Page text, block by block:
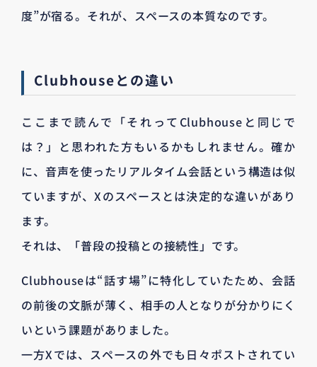
度”が宿る。それが、スペースの本質なのです。
Clubhouseとの違い
ここまで読んで「それってClubhouseと同じで
は？」と思われた方もいるかもしれません。確か
に、音声を使ったリアルタイム会話という構造は似
ていますが、Xのスペースとは決定的な違いがあり
ます。
それは、「普段の投稿との接続性」です。
Clubhouseは“話す場”に特化していたため、会話
の前後の文脈が薄く、相手の人となりが分かりにく
いという課題がありました。
一方Xでは、スペースの外でも日々ポストされてい